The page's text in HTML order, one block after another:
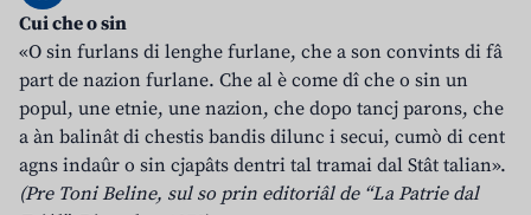
Cui che o sin
«O sin furlans di lenghe furlane, che a son convints di fâ
part de nazion furlane. Che al è come dî che o sin un
popul, une etnie, une nazion, che dopo tancj parons, che
a àn balinât di chestis bandis dilunc i secui, cumò di cent
agns indaûr o sin cjapâts dentri tal tramai dal Stât talian».
(Pre Toni Beline, sul so prin editoriâl de “La Patrie dal